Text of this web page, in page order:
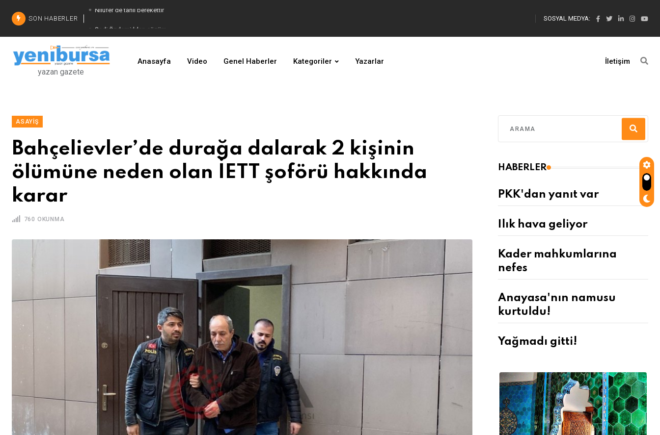
SON HABERLER
İşinizi geliştirin
SOSYAL MEDYA:
yazan gazete
Anasayfa Video Genel Haberler Kategoriler Yazarlar İletişim
ASAYIŞ
Bahçelievler’de durağa dalarak 2 kişinin
ölümüne neden olan İETT şoförü hakkında
karar
760 OKUNMA
HABERLER
PKK'dan yanıt var
Ilık hava geliyor
Kader mahkumlarına
nefes
Anayasa'nın namusu
kurtuldu!
Yağmadı gitti!